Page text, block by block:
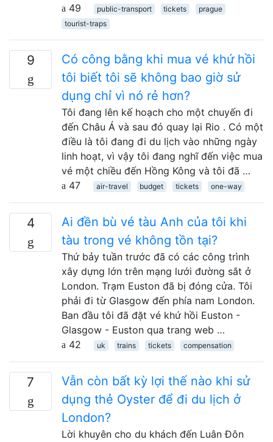
49
public-transport tickets
prague
tourist-traps
9
Có công bằng khi mua vé khứ hồi
tôi biết tôi sẽ không bao giờ sử
dụng chỉ vì nó rẻ hơn?
Tôi đang lên kế hoạch cho một chuyến đi
đến Châu Á và sau đó quay lại Rio . Có một
điều là tôi đang đi du lịch vào những ngày
linh hoạt, vì vậy tôi đang nghĩ đến việc mua
vé một chiều đến Hồng Kông và tôi đã …
47
air-travel budget tickets one-way
4
Ai đền bù vé tàu Anh của tôi khi
tàu trong vé không tồn tại?
Thứ bảy tuần trước đã có các công trình
xây dựng lớn trên mạng lưới đường sắt ở
London. Trạm Euston đã bị đóng cửa. Tôi
phải đi từ Glasgow đến phía nam London.
Ban đầu tôi đã đặt vé khứ hồi Euston -
Glasgow - Euston qua trang web …
42
uk trains tickets compensation
7
Vẫn còn bất kỳ lợi thế nào khi sử
dụng thẻ Oyster để đi du lịch ở
London?
Lời khuyên cho du khách đến Luân Đôn